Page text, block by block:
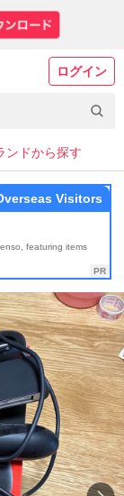
ログイン
ンドから探す
featuring items
Visitors